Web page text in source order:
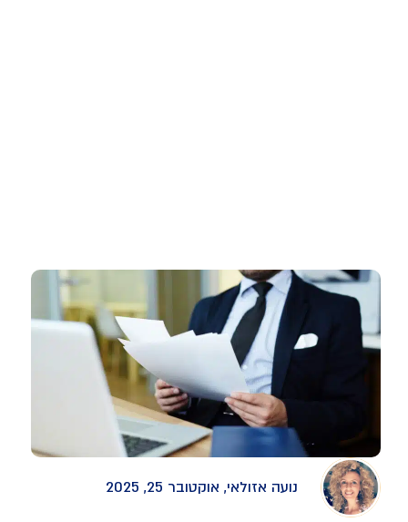
נועה אזולאי, אוקטובר 25, 2025